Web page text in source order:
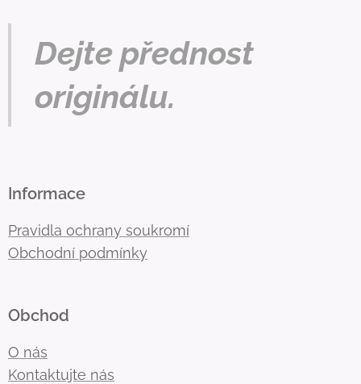
Dejte přednost
originálu.
Informace
Pravidla ochrany soukromí
Obchodní podmínky
Obchod
O nás
Kontaktujte nás